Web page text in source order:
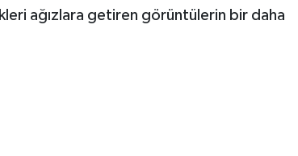
ağızlara getiren görüntülerin bir daha